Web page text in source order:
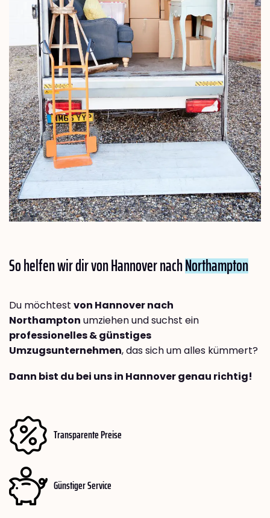
So helfen wir dir von Hannover nachNorthampton
Du möchtest von Hannover nach
Northampton umziehen und suchst ein
professionelles & günstiges
Umzugsunternehmen, das sich um alles kümmert?
Dann bist du bei uns in Hannover genau richtig!
Transparente Preise
Günstiger Service